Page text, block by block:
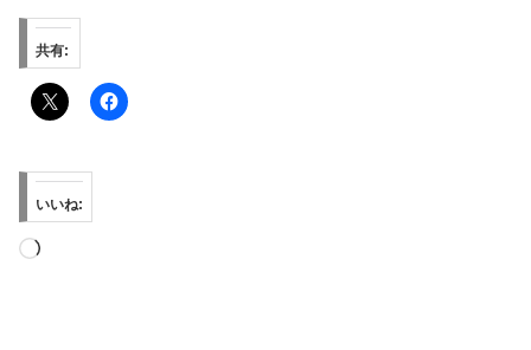
共有:
いいね:
読